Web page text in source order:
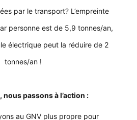
par le transport? L’empreinte
personne est de 5,9 tonnes/an,
électrique peut la réduire de 2
tonnes/an !
nous passons à l’action :
au GNV plus propre pour